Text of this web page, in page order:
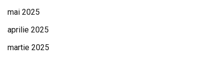
mai 2025
aprilie 2025
martie 2025